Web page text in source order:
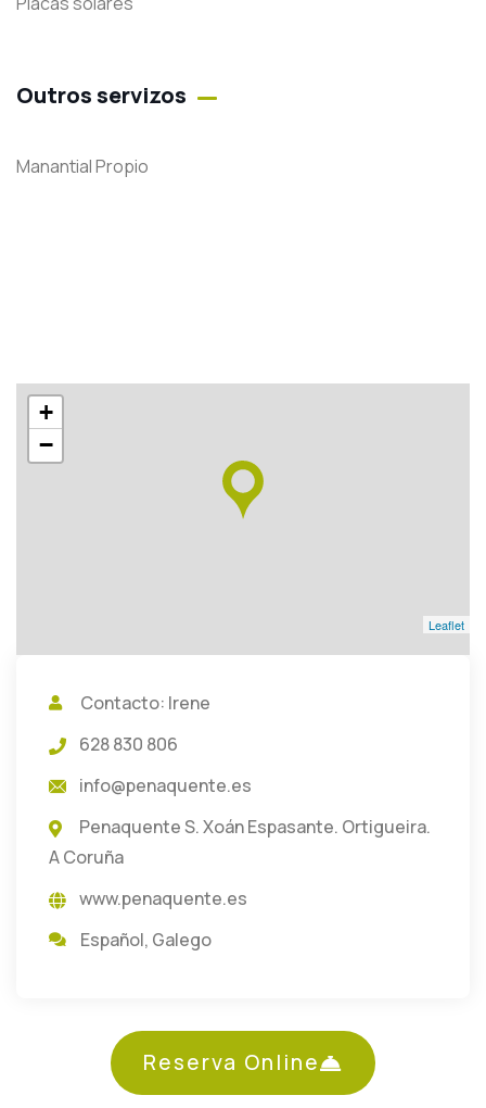
Outros servizos
Manantial Propio
+
−
Leaflet
Contacto: Irene
628 830 806
info@penaquente.es
Penaquente S. Xoán Espasante. Ortigueira.
A Coruña
www.penaquente.es
Español, Galego
Reserva Online